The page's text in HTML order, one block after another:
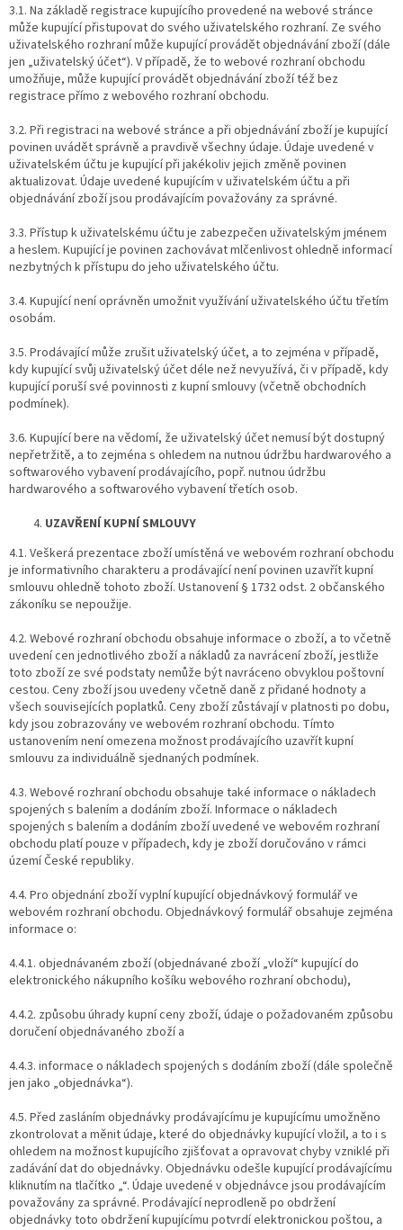
3.1. Na základě registrace kupujícího provedené na webové stránce
může kupující přistupovat do svého uživatelského rozhraní. Ze svého
uživatelského rozhraní může kupující provádět objednávání zboží (dále
jen „uživatelský účet“). V případě, že to webové rozhraní obchodu
umožňuje, může kupující provádět objednávání zboží též bez
registrace přímo z webového rozhraní obchodu.
3.2. Při registraci na webové stránce a při objednávání zboží je kupující
povinen uvádět správně a pravdivě všechny údaje. Údaje uvedené v
uživatelském účtu je kupující při jakékoliv jejich změně povinen
aktualizovat. Údaje uvedené kupujícím v uživatelském účtu a při
objednávání zboží jsou prodávajícím považovány za správné.
3.3. Přístup k uživatelskému účtu je zabezpečen uživatelským jménem
a heslem. Kupující je povinen zachovávat mlčenlivost ohledně informací
nezbytných k přístupu do jeho uživatelského účtu.
3.4. Kupující není oprávněn umožnit využívání uživatelského účtu třetím
osobám.
3.5. Prodávající může zrušit uživatelský účet, a to zejména v případě,
kdy kupující svůj uživatelský účet déle než nevyužívá, či v případě, kdy
kupující poruší své povinnosti z kupní smlouvy (včetně obchodních
podmínek).
3.6. Kupující bere na vědomí, že uživatelský účet nemusí být dostupný
nepřetržitě, a to zejména s ohledem na nutnou údržbu hardwarového a
softwarového vybavení prodávajícího, popř. nutnou údržbu
hardwarového a softwarového vybavení třetích osob.
UZAVŘENÍ KUPNÍ SMLOUVY
4.1. Veškerá prezentace zboží umístěná ve webovém rozhraní obchodu
je informativního charakteru a prodávající není povinen uzavřít kupní
smlouvu ohledně tohoto zboží. Ustanovení § 1732 odst. 2 občanského
zákoníku se nepoužije.
4.2. Webové rozhraní obchodu obsahuje informace o zboží, a to včetně
uvedení cen jednotlivého zboží a nákladů za navrácení zboží, jestliže
toto zboží ze své podstaty nemůže být navráceno obvyklou poštovní
cestou. Ceny zboží jsou uvedeny včetně daně z přidané hodnoty a
všech souvisejících poplatků. Ceny zboží zůstávají v platnosti po dobu,
kdy jsou zobrazovány ve webovém rozhraní obchodu. Tímto
ustanovením není omezena možnost prodávajícího uzavřít kupní
smlouvu za individuálně sjednaných podmínek.
4.3. Webové rozhraní obchodu obsahuje také informace o nákladech
spojených s balením a dodáním zboží. Informace o nákladech
spojených s balením a dodáním zboží uvedené ve webovém rozhraní
obchodu platí pouze v případech, kdy je zboží doručováno v rámci
území České republiky.
4.4. Pro objednání zboží vyplní kupující objednávkový formulář ve
webovém rozhraní obchodu. Objednávkový formulář obsahuje zejména
informace o:
4.4.1. objednávaném zboží (objednávané zboží „vloží“ kupující do
elektronického nákupního košíku webového rozhraní obchodu),
4.4.2. způsobu úhrady kupní ceny zboží, údaje o požadovaném způsobu
doručení objednávaného zboží a
4.4.3. informace o nákladech spojených s dodáním zboží (dále společně
jen jako „objednávka“).
4.5. Před zasláním objednávky prodávajícímu je kupujícímu umožněno
zkontrolovat a měnit údaje, které do objednávky kupující vložil, a to i s
ohledem na možnost kupujícího zjišťovat a opravovat chyby vzniklé při
zadávání dat do objednávky. Objednávku odešle kupující prodávajícímu
kliknutím na tlačítko „“. Údaje uvedené v objednávce jsou prodávajícím
považovány za správné. Prodávající neprodleně po obdržení
objednávky toto obdržení kupujícímu potvrdí elektronickou poštou, a